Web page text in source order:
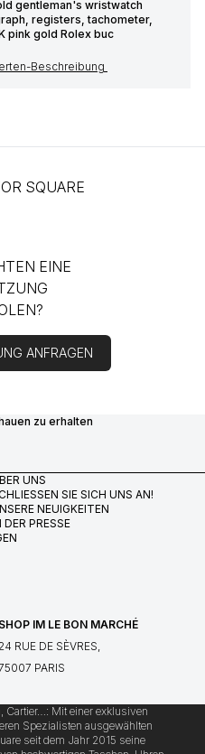
gentleman's wristwatch
registers, tachometer,
pink gold Rolex buc
Beschreibung
SQUARE
EINE
ANFRAGEN
zu erhalten
UNS
SIE SICH UNS AN!
NEUIGKEITEN
DER PRESSE
SHOP IM LE BON MARCHÉ
RUE DE SÈVRES,
PARIS
Cartier…: Mit einer exklusiven
Spezialisten ausgewählten
seit dem Jahr 2015 seine